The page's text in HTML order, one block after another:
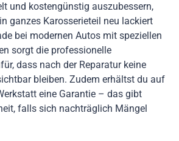
und kostengünstig auszubessern,
ganzes Karosserieteil neu lackiert
bei modernen Autos mit speziellen
sorgt die professionelle
dass nach der Reparatur keine
bleiben. Zudem erhältst du auf
eine Garantie – das gibt
falls sich nachträglich Mängel